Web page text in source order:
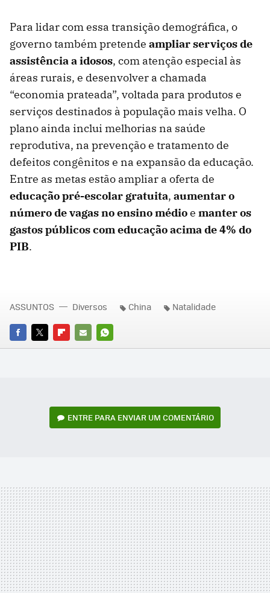
Para lidar com essa transição demográfica, o
governo também pretende ampliar serviços de
assistência a idosos, com atenção especial às
áreas rurais, e desenvolver a chamada
“economia prateada”, voltada para produtos e
serviços destinados à população mais velha. O
plano ainda inclui melhorias na saúde
reprodutiva, na prevenção e tratamento de
defeitos congênitos e na expansão da educação.
Entre as metas estão ampliar a oferta de
educação pré-escolar gratuita, aumentar o
número de vagas no ensino médioe manter os
gastos públicos com educação acima de 4% do
PIB.
FACEBOOK
TWITTERFLIPBOARD
E-
WHATSAPP
ASSUNTOS Diversos China Natalidade
ENTRE PARA ENVIAR UM COMENTÁRIO